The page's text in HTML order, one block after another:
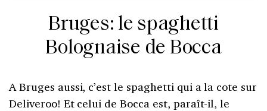
Bruges: le spaghetti
Bolognaise de Bocca
A Bruges aussi, c’est le spaghetti qui a la cote sur
Deliveroo! Et celui de Bocca est, paraît-il, le